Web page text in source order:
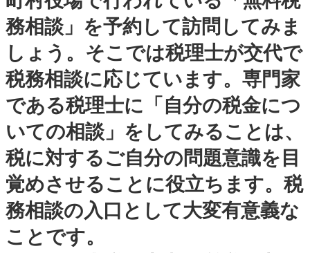
務相談」を予約して訪問してみま
しょう。そこでは税理士が交代で
税務相談に応じています。専門家
である税理士に「自分の税金につ
いての相談」をしてみることは、
税に対するご自分の問題意識を目
覚めさせることに役立ちます。税
務相談の入口として大変有意義な
ことです。